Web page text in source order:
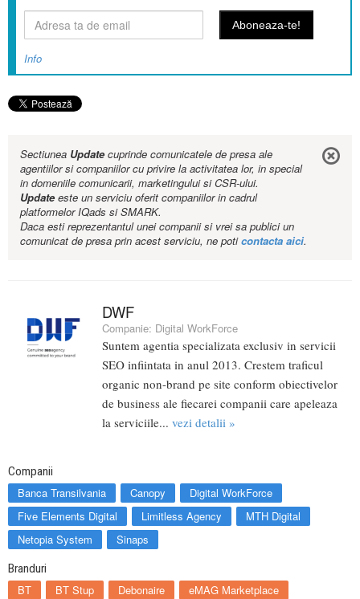
Info
Sectiunea Updatecuprinde comunicatele de presa ale
agentiilor si companiilor cu privire la activitatea lor, in special
in domeniile comunicarii, marketingului si CSR-ului.
Updateeste un serviciu oferit companiilor in cadrul
platformelor IQads si SMARK.
Daca esti reprezentantul unei companii si vrei sa publici un
comunicat de presa prin acest serviciu, ne poticontacta aici.
DWF
Companie: Digital WorkForce
Suntem agentia specializata exclusiv in servicii
SEO infiintata in anul 2013. Crestem traficul
organic non-brand pe site conform obiectivelor
de business ale fiecarei companii care apeleaza
la serviciile... vezi detalii »
Companii
Banca Transilvania Canopy
Digital WorkForce
Five Elements Digital
Limitless Agency
MTH Digital
Netopia System
Sinaps
Branduri
BT BT Stup Debonaire
eMAG Marketplace